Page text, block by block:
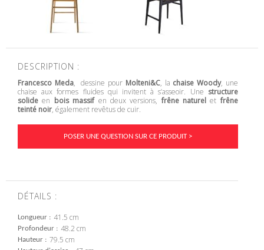
DESCRIPTION :
Francesco Meda, dessine pour Molteni&C, la chaise Woody, une
chaise aux formes fluides qui invitent à s’asseoir. Une structure
solide en bois massifen deux versions,frêne naturel etfrêne
teinté noir, également revêtus de cuir.
POSER UNE QUESTION SUR CE PRODUIT >
DÉTAILS :
Longueur 41.5 cm
Profondeur 48.2 cm
Hauteur 79.5 cm